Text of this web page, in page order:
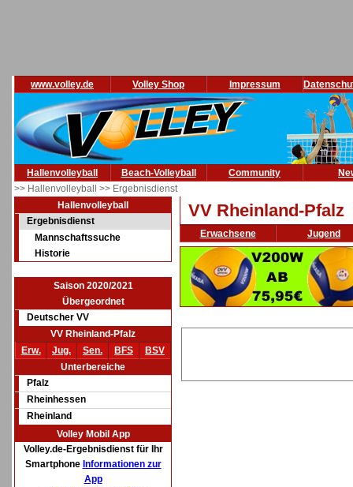
www.volley.de Volley Shop Impressum
Hallenvolleyball Beach-Volleyball Community
>> Hallenvolleyball >> Ergebnisdienst
Hallenvolleyball
Ergebnisdienst
Mannschaftssuche
Historie
Saison 2020/2021
Übergeordnet
Deutscher VV
VV Rheinland-Pfalz
Erw.
Jug. Sen. BFS
BSV
Unterbereiche
Pfalz
Rheinhessen
Rheinland
Volley Mobil App
Volley.de-Ergebnisdienst für Ihr
Smartphone Informationen zur
App
VV Rheinland-Pfalz
Erwachsene Jugend